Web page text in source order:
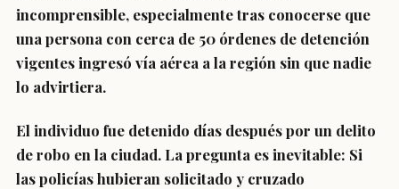
incomprensible, especialmente tras conocerse que
una persona con cerca de 50 órdenes de detención
vigentes ingresó vía aérea a la región sin que nadie
lo advirtiera.
El individuo fue detenido días después por un delito
de robo en la ciudad. La pregunta es inevitable: Si
las policías hubieran solicitado y cruzado